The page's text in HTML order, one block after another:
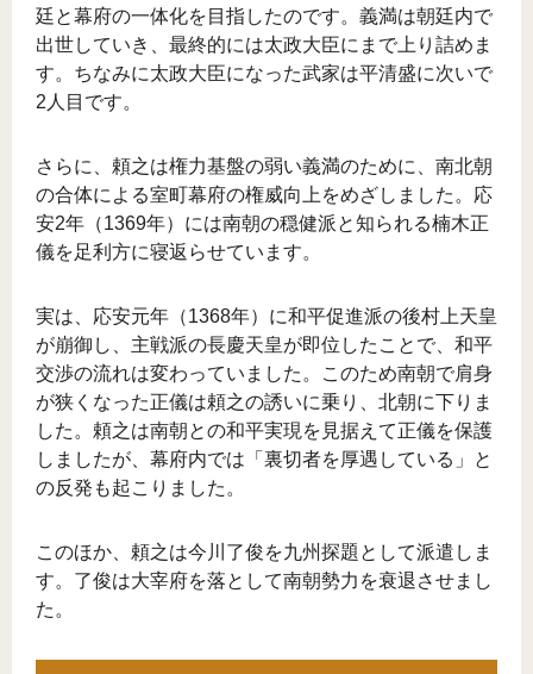
廷と幕府の一体化を目指したのです。義満は朝廷内で
出世していき、最終的には太政大臣にまで上り詰めま
す。ちなみに太政大臣になった武家は平清盛に次いで
2人目です。
さらに、頼之は権力基盤の弱い義満のために、南北朝
の合体による室町幕府の権威向上をめざしました。応
安2年（1369年）には南朝の穏健派と知られる楠木正
儀を足利方に寝返らせています。
実は、応安元年（1368年）に和平促進派の後村上天皇
が崩御し、主戦派の長慶天皇が即位したことで、和平
交渉の流れは変わっていました。このため南朝で肩身
が狭くなった正儀は頼之の誘いに乗り、北朝に下りま
した。頼之は南朝との和平実現を見据えて正儀を保護
しましたが、幕府内では「裏切者を厚遇している」と
の反発も起こりました。
このほか、頼之は今川了俊を九州探題として派遣しま
す。了俊は大宰府を落として南朝勢力を衰退させまし
た。